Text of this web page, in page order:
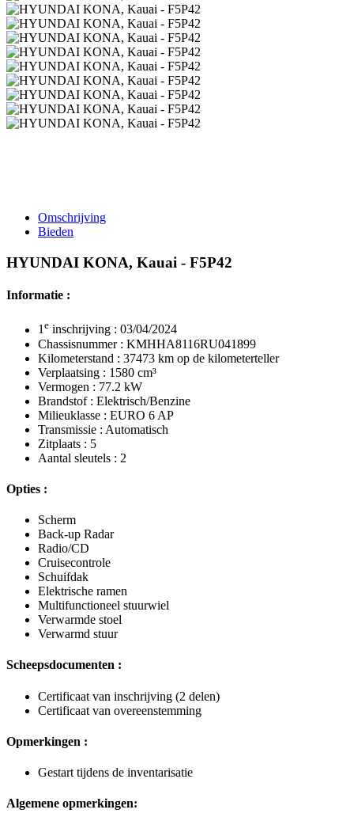
Omschrijving
Bieden
HYUNDAI KONA, Kauai - F5P42
Informatie :
1e inschrijving : 03/04/2024
Chassisnummer : KMHHA8116RU041899
Kilometerstand : 37473 km op de kilometerteller
Verplaatsing : 1580 cm³
Vermogen : 77.2 kW
Brandstof : Elektrisch/Benzine
Milieuklasse : EURO 6 AP
Transmissie : Automatisch
Zitplaats : 5
Aantal sleutels : 2
Opties :
Scherm
Back-up Radar
Radio/CD
Cruisecontrole
Schuifdak
Elektrische ramen
Multifunctioneel stuurwiel
Verwarmde stoel
Verwarmd stuur
Scheepsdocumenten :
Certificaat van inschrijving (2 delen)
Certificaat van overeenstemming
Opmerkingen :
Gestart tijdens de inventarisatie
Algemene opmerkingen: